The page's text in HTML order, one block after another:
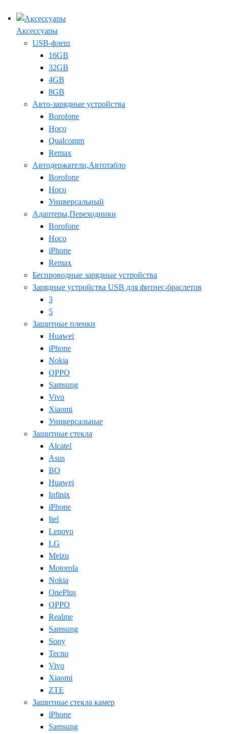
Аксессуары
USB-флеш
16GB
32GB
4GB
8GB
Авто-зарядные устройства
Borofone
Hoco
Qualcomm
Remax
Автодержатели,Автотабло
Borofone
Hoco
Универсальный
Адаптеры,Переходники
Borofone
Hoco
iPhone
Remax
Беспроводные зарядные устройства
Зарядные устройства USB для фитнес-браслетов
3
5
Защитные пленки
Huawei
iPhone
Nokia
OPPO
Samsung
Vivo
Xiaomi
Универсальные
Защитные стекла
Alcatel
Asus
BQ
Huawei
Infinix
iPhone
Itel
Lenovo
LG
Meizu
Motorola
Nokia
OnePlus
OPPO
Realme
Samsung
Sony
Tecno
Vivo
Xiaomi
ZTE
Защитные стекла камер
iPhone
Samsung